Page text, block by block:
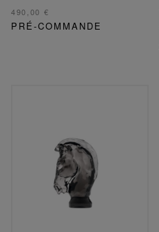
490,00 €
PRÉ-COMMANDE